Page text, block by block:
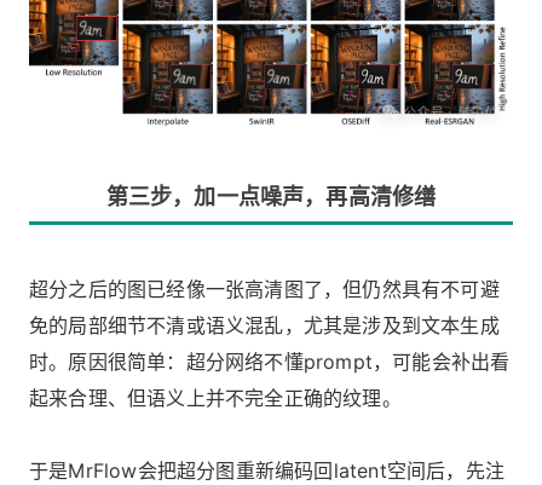
第三步，加一点噪声，再高清修缮
超分之后的图已经像一张高清图了，但仍然具有不可避
免的局部细节不清或语义混乱，尤其是涉及到文本生成
时。原因很简单：超分网络不懂prompt，可能会补出看
起来合理、但语义上并不完全正确的纹理。
于是MrFlow会把超分图重新编码回latent空间后，先注